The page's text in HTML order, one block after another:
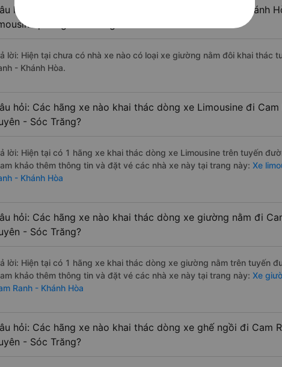
hỏi: Có loại xe Mỹ Xuyên - Sóc Trăng Cam Ranh - Khánh
phòng đôi không?
lời: Hiện tại chưa có nhà xe nào có loại xe giường nằm đôi khai thác
- Khánh Hòa.
hỏi: Các hãng xe nào khai thác dòng xe Limousine đi
- Sóc Trăng?
lời: Hiện tại có 1 hãng xe khai thác dòng xe Limousine trên tuyến
khảo thêm thông tin và đặt vé các nhà xe này tại trang này: Xe
- Khánh Hòa
hỏi: Các hãng xe nào khai thác dòng xe giường nằm đi
- Sóc Trăng?
lời: Hiện tại có 1 hãng xe khai thác dòng xe giường nằm trên tuyến
khảo thêm thông tin và đặt vé các nhà xe này tại trang này: Xe
Ranh - Khánh Hòa
hỏi: Các hãng xe nào khai thác dòng xe ghế ngồi đi Cam
- Sóc Trăng?